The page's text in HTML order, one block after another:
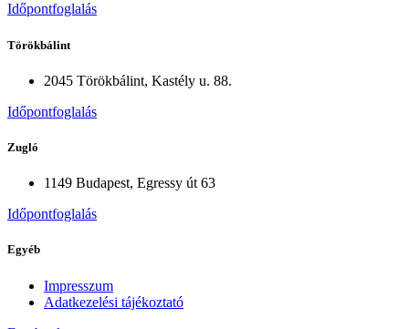
Időpontfoglalás
Törökbálint
2045 Törökbálint, Kastély u. 88.
Időpontfoglalás
Zugló
1149 Budapest, Egressy út 63
Időpontfoglalás
Egyéb
Impresszum
Adatkezelési tájékoztató